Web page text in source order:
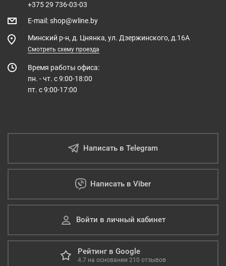
+375 29 736-03-03
E-mail :shop@wline.by
Минский р-н, д. Цнянка, ул. Дзержинского, д.16А
Смотреть схему проезда
Время работы офиса:
пн. - чт. с 9:00-18:00
пт. с 9:00-17:00
Написать в Telegram
Написать в Viber
Войти в личный кабинет
Рейтинг в Google
4.7 на основании 210 отзывов